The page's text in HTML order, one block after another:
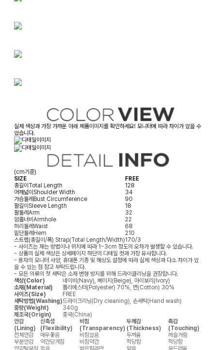
실제 색상과 가장 가까운 아래 제품이미지를 확인하세요! 모니터에 따라 차이가 있을 수
있습니다.
(cm기준)
SIZE
FREE
총길이Total Length
128
어깨넓이Shoulder Width
34
가슴둘레Bust Circumference
90
팔길이Sleeve Length
18
팔둘레Arm
32
암홀너비Armhole
22
허리둘레Waist
68
밑단둘레Hem
210
스트랩(총길이/폭) Strap(Total Length/Width)170/3
- 사이즈는 재는 방법이나 위치에 따라 1~3cm 정도의 오차가 발생할 수 있습니다.
- 상품의 실제 색상은 상세페이지 하단의 디테일 컷과 가장 유사합니다.
- 용자의 모니터 사양, 휴대폰 기종 및 해상도 설정에 따라 실제 색상과 다소 차이가 있
을 수 있는 점 참고 부탁드립니다.
- 모든 의류의 첫 세탁은 소재 변형 방지를 위해 드라이클리닝을 권장합니다.
색상(Color)
네이비(Navy), 베이지(Beige), 아이보리(Ivory)
소재(Material)
폴리에스터(Polyester) 70%, 면(Cotton) 30%
사이즈(Size)
FREE
세탁방법(Washing)드라이크리닝(Dry cleaning), 손세탁(Hand wash)
중량(Weight)
340g
제조국(Origin)
중국(China)
안감
(Lining)
신축성
(Flexibility)
비침
(Transparency)
두께감
(Thickness)
촉감
(Touching)
전체안감
매우좋음 비침있음 두꺼움
까슬거림
부분안감
약간당겨짐 비침약간 적당함
적당함
안감탈부착 없음 밝은칼라만 얇음 부드러움